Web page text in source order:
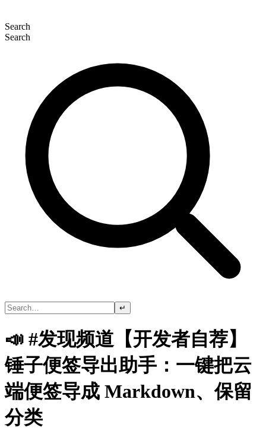
Search
Search
↵
📣 #发现频道【开发者自荐】
锤子便签导出助手：一键把云
端便签导成 Markdown、保留
分类